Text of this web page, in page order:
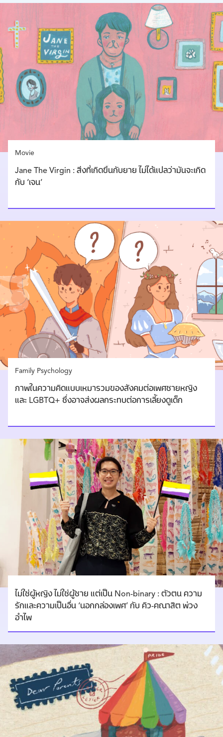
Movie
Jane The Virgin : สิ่งที่เกิดขึ้นกับยาย ไม่ได้แปลว่ามันจะเกิด
กับ ‘เจน’
Family Psychology
ภาพในความคิดแบบเหมารวมของสังคมต่อเพศชายหญิง
และ LGBTQ+ ซึ่งอาจส่งผลกระทบต่อการเลี้ยงดูเด็ก
ไม่ใช่ผู้หญิง ไม่ใช่ผู้ชาย แต่เป็น Non-binary : ตัวตน ความ
รักและความเป็นอื่น ‘นอกกล่องเพศ’ กับ คิว-คณาสิต พ่วง
อำไพ